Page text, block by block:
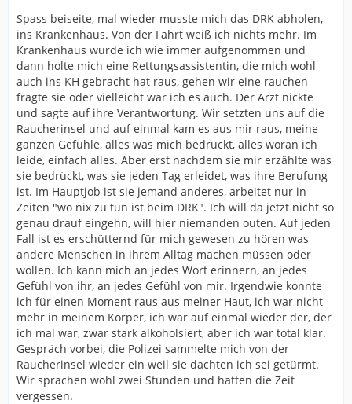
Spass beiseite, mal wieder musste mich das DRK abholen,
ins Krankenhaus. Von der Fahrt weiß ich nichts mehr. Im
Krankenhaus wurde ich wie immer aufgenommen und
dann holte mich eine Rettungsassistentin, die mich wohl
auch ins KH gebracht hat raus, gehen wir eine rauchen
fragte sie oder vielleicht war ich es auch. Der Arzt nickte
und sagte auf ihre Verantwortung. Wir setzten uns auf die
Raucherinsel und auf einmal kam es aus mir raus, meine
ganzen Gefühle, alles was mich bedrückt, alles woran ich
leide, einfach alles. Aber erst nachdem sie mir erzählte was
sie bedrückt, was sie jeden Tag erleidet, was ihre Berufung
ist. Im Hauptjob ist sie jemand anderes, arbeitet nur in
Zeiten "wo nix zu tun ist beim DRK". Ich will da jetzt nicht so
genau drauf eingehn, will hier niemanden outen. Auf jeden
Fall ist es erschütternd für mich gewesen zu hören was
andere Menschen in ihrem Alltag machen müssen oder
wollen. Ich kann mich an jedes Wort erinnern, an jedes
Gefühl von ihr, an jedes Gefühl von mir. Irgendwie konnte
ich für einen Moment raus aus meiner Haut, ich war nicht
mehr in meinem Körper, ich war auf einmal wieder der, der
ich mal war, zwar stark alkoholsiert, aber ich war total klar.
Gespräch vorbei, die Polizei sammelte mich von der
Raucherinsel wieder ein weil sie dachten ich sei getürmt.
Wir sprachen wohl zwei Stunden und hatten die Zeit
vergessen.